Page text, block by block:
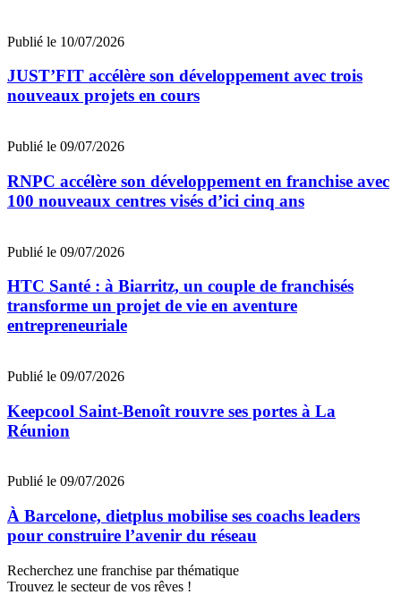
Publié le 10/07/2026
JUST’FIT accélère son développement avec trois
nouveaux projets en cours
Publié le 09/07/2026
RNPC accélère son développement en franchise avec
100 nouveaux centres visés d’ici cinq ans
Publié le 09/07/2026
HTC Santé : à Biarritz, un couple de franchisés
transforme un projet de vie en aventure
entrepreneuriale
Publié le 09/07/2026
Keepcool Saint-Benoît rouvre ses portes à La
Réunion
Publié le 09/07/2026
À Barcelone, dietplus mobilise ses coachs leaders
pour construire l’avenir du réseau
Recherchez une franchise par thématique
Trouvez le secteur de vos rêves !